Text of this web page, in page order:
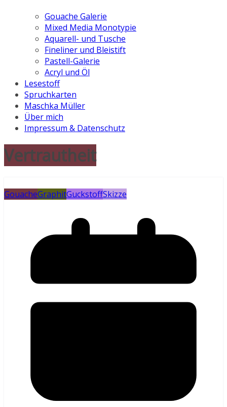
Gouache Galerie
Mixed Media Monotypie
Aquarell- und Tusche
Fineliner und Bleistift
Pastell-Galerie
Acryl und Öl
Lesestoff
Spruchkarten
Maschka Müller
Über mich
Impressum & Datenschutz
Vertrautheit
GouacheGraphitGuckstoffSkizze